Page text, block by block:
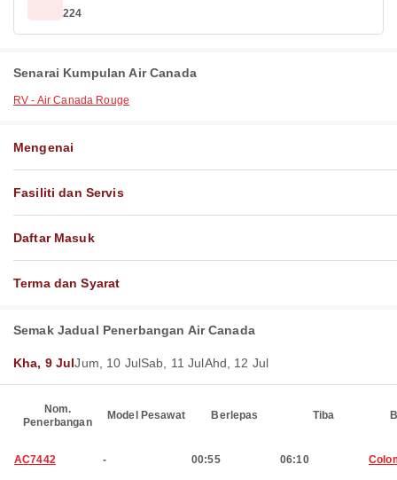
224
Senarai Kumpulan Air Canada
RV - Air Canada Rouge
Mengenai
Fasiliti dan Servis
Daftar Masuk
Terma dan Syarat
Semak Jadual Penerbangan Air Canada
Kha, 9 JulJum, 10 JulSab, 11 JulAhd, 12 Jul
Nom.
Penerbangan
Model Pesawat Berlepas Tiba
AC7442 - 00:55 06:10